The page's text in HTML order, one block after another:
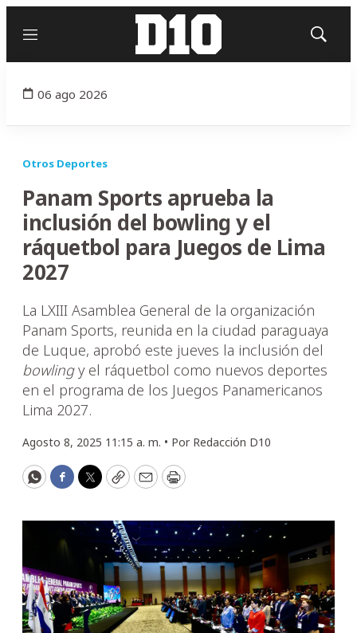
Menú
Mostrar
06 ago 2026
Otros Deportes
Panam Sports aprueba la
inclusión del bowling y el
ráquetbol para Juegos de Lima
2027
La LXIII Asamblea General de la organización
Panam Sports, reunida en la ciudad paraguaya
de Luque, aprobó este jueves la inclusión del
bowlingy el ráquetbol como nuevos deportes
en el programa de los Juegos Panamericanos
Lima 2027.
Agosto 8, 2025 11:15 a. m. • Por Redacción D10
WhatsApp
Facebook
Twitter
CopyEmailPrint